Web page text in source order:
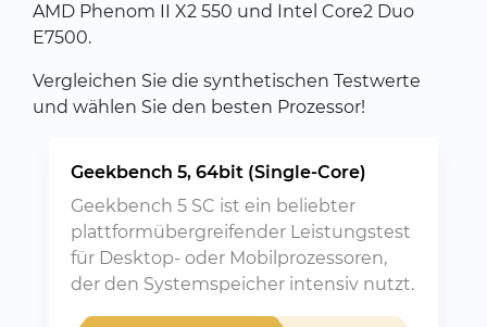
AMD Phenom II X2 550 und Intel Core2 Duo
E7500.
Vergleichen Sie die synthetischen Testwerte
und wählen Sie den besten Prozessor!
Geekbench 5, 64bit (Single-Core)
Geekbench 5 SC ist ein beliebter
plattformübergreifender Leistungstest
für Desktop- oder Mobilprozessoren,
der den Systemspeicher intensiv nutzt.